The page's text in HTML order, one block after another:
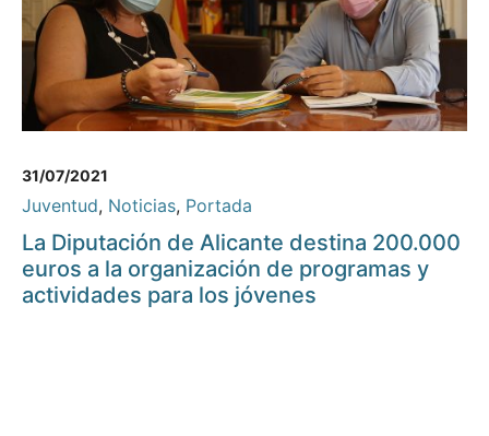
31/07/2021
Juventud, Noticias, Portada
La Diputación de Alicante destina 200.000
euros a la organización de programas y
actividades para los jóvenes